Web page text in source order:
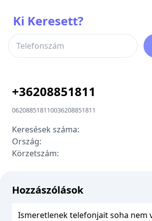
Ki Keresett?
+36208851811
062088518110036208851811
Keresések száma:
Ország:
Körzetszám:
Hozzászólások
Ismeretlenek telefonjait soha nem